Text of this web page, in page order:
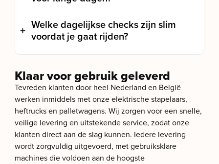
Welke dagelijkse checks zijn slim
voordat je gaat rijden?
Klaar voor gebruik geleverd
Tevreden klanten door heel Nederland en België
werken inmiddels met onze elektrische stapelaars,
heftrucks en palletwagens. Wij zorgen voor een snelle,
veilige levering en uitstekende service, zodat onze
klanten direct aan de slag kunnen. Iedere levering
wordt zorgvuldig uitgevoerd, met gebruiksklare
machines die voldoen aan de hoogste